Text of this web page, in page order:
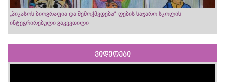
„პიკასოს ბიოგრაფია და შემოქმედება“-ღების საჯარო სკოლის
ინტეგრირებული გაკვეთილი
ვიდეოები